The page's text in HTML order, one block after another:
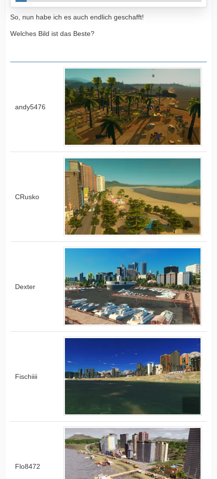
So, nun habe ich es auch endlich geschafft!
Welches Bild ist das Beste?
andy5476
CRusko
Dexter
Fischiiii
Flo8472